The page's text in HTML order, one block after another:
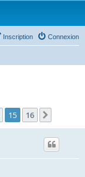
Connexion
Inscription
15 16